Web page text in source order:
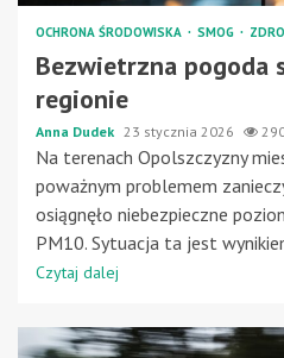
OCHRONA ŚRODOWISKA SMOG
Bezwietrzna pogoda
regionie
Anna Dudek 23 stycznia 2026
Na terenach Opolszczyzny
poważnym problemem
osiągnęło niebezpieczne
PM10. Sytuacja ta jest
Czytaj dalej